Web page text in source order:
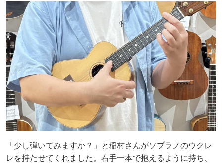
「少し弾いてみますか？」と稲村さんがソプラノのウクレ
レを持たせてくれました。右手一本で抱えるように持ち、